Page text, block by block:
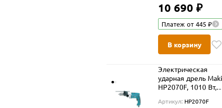
10 690 ₽
Платеж от 445 ₽
В корзину
Электрическая
ударная дрель
HP2070F, 1010 Вт,
Артикул: HP2070F